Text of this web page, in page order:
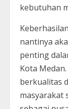
kebutuhan
nantinya
penting
Kota
berkualitas
masyarakat